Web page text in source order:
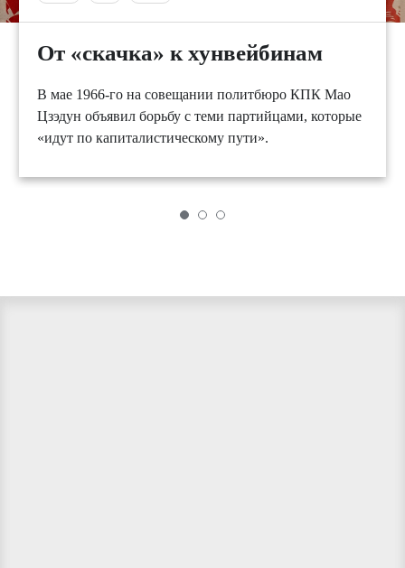
От «скачка» к хунвейбинам
В мае 1966-го на совещании политбюро КПК Мао
Цзэдун объявил борьбу с теми партийцами, которые
«идут по капиталистическому пути».